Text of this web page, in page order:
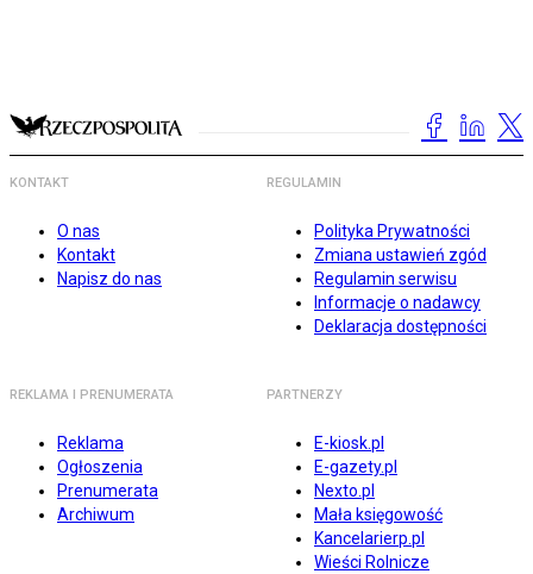
KONTAKT
O nas
Kontakt
Napisz do nas
REGULAMIN
Polityka Prywatności
Zmiana ustawień zgód
Regulamin serwisu
Informacje o nadawcy
Deklaracja dostępności
REKLAMA I PRENUMERATA
Reklama
Ogłoszenia
Prenumerata
Archiwum
PARTNERZY
E-kiosk.pl
E-gazety.pl
Nexto.pl
Mała księgowość
Kancelarierp.pl
Wieści Rolnicze